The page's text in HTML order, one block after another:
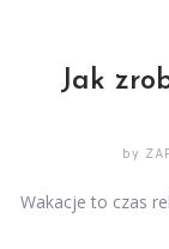
Jak
by
Wakacje to czas